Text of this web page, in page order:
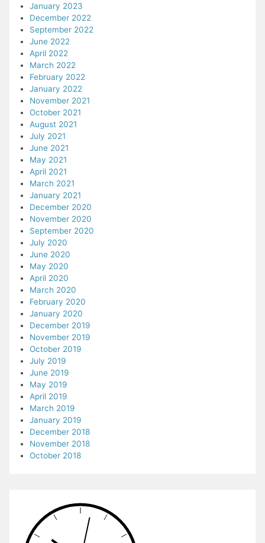
January 2023
December 2022
September 2022
June 2022
April 2022
March 2022
February 2022
January 2022
November 2021
October 2021
August 2021
July 2021
June 2021
May 2021
April 2021
March 2021
January 2021
December 2020
November 2020
September 2020
July 2020
June 2020
May 2020
April 2020
March 2020
February 2020
January 2020
December 2019
November 2019
October 2019
July 2019
June 2019
May 2019
April 2019
March 2019
January 2019
December 2018
November 2018
October 2018